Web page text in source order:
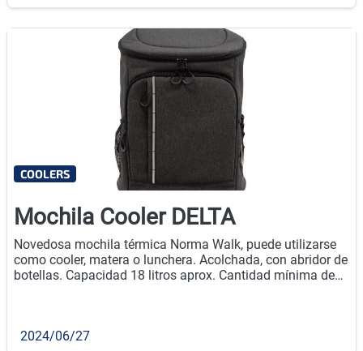
Mochila Cooler DELTA
Novedosa mochila térmica Norma Walk, puede utilizarse
como cooler, matera o lunchera. Acolchada, con abridor de
botellas. Capacidad 18 litros aprox. Cantidad mínima de
COOLERS
2024/06/27